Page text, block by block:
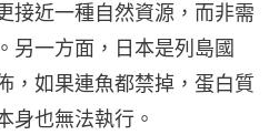
接近一種自然資源，而非需
另一方面，日本是列島國
，如果連魚都禁掉，蛋白質
身也無法執行。